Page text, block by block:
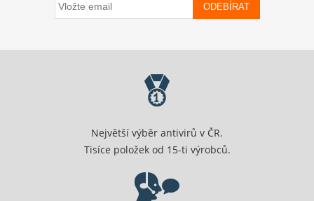
ODEBÍRAT
Největší výběr antivirů v ČR.
Tisíce položek od 15-ti výrobců.